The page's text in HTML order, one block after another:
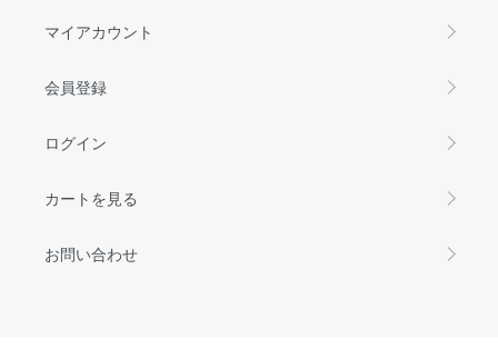
マイアカウント
会員登録
ログイン
カートを見る
お問い合わせ